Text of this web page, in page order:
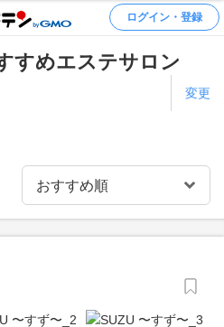
ログイン・登録
すめエステサロン
変更